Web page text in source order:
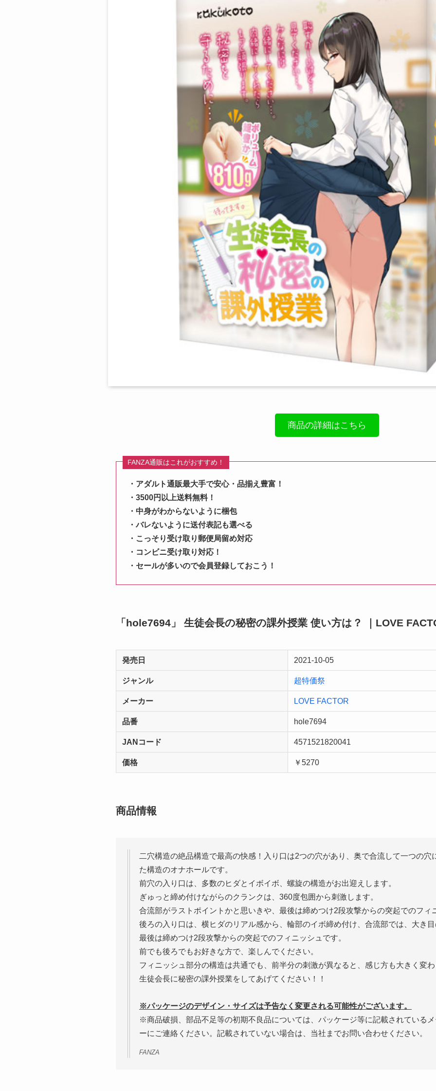
商品の詳細はこちら
FANZA通販はこれがおすすめ！
・アダルト通販最大手で安心・品揃え豊富！
・3500円以上送料無料！
・中身がわからないように梱包
・バレないように送付表記も選べる
・こっそり受け取り郵便局留め対応
・コンビニ受け取り対応！
・セールが多いので会員登録しておこう！
「hole7694」 生徒会長の秘密の課外授業 使い方は？ ｜LOVE
発売日 2021-10-05
ジャンル 超特価祭
メーカー LOVE FACTOR
品番 hole7694
JANコード 4571521820041
価格 ￥5270
商品情報
二穴構造の絶品構造で最高の快感！入り口は2つの穴があり、奥で合流して一つの穴
た構造のオナホールです。
前穴の入り口は、多数のヒダとイボイボ、螺旋の構造がお出迎えします。
ぎゅっと締め付けながらのクランクは、360度包囲から刺激します。
合流部がラストポイントかと思いきや、最後は締めつけ2段攻撃からの突起でのフィ
後ろの入り口は、横ヒダのリアル感から、輪部のイボ締め付け、合流部では、大き目
最後は締めつけ2段攻撃からの突起でのフィニッシュです。
前でも後ろでもお好きな方で、楽しんでください。
フィニッシュ部分の構造は共通でも、前半分の刺激が異なると、感じ方も大きく変わ
生徒会長に秘密の課外授業をしてあげてください！！
※パッケージのデザイン・サイズは予告なく変更される可能性がございます。
※商品破損、部品不足等の初期不良品については、パッケージ等に記載されている
ーにご連絡ください。記載されていない場合は、当社までお問い合わせください。
FANZA